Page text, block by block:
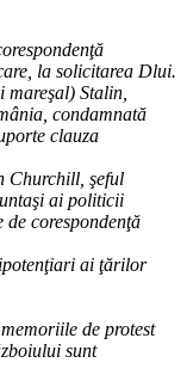
la solicitarea Dlui.
Stalin,
condamnată
clauza
Churchill, şeful
ai politicii
corespondenţă
ai ţărilor
de protest
sunt